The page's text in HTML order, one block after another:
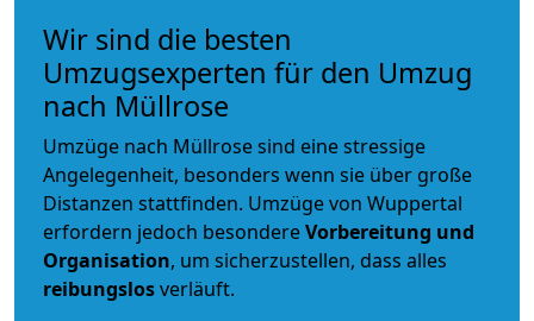
Wir sind die besten
Umzugsexperten für den Umzug
nach Müllrose
Umzüge nach Müllrose sind eine stressige
Angelegenheit, besonders wenn sie über große
Distanzen stattfinden. Umzüge von Wuppertal
erfordern jedoch besondereVorbereitung und
Organisation, um sicherzustellen, dass alles
reibungslosverläuft.